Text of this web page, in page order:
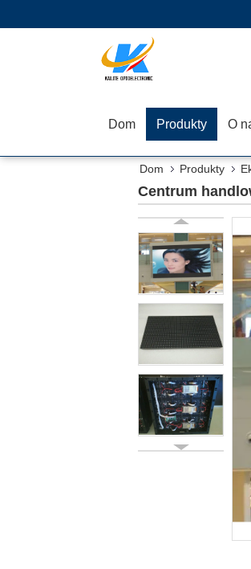
Dom Produkty O
Dom Produkty
Centrum